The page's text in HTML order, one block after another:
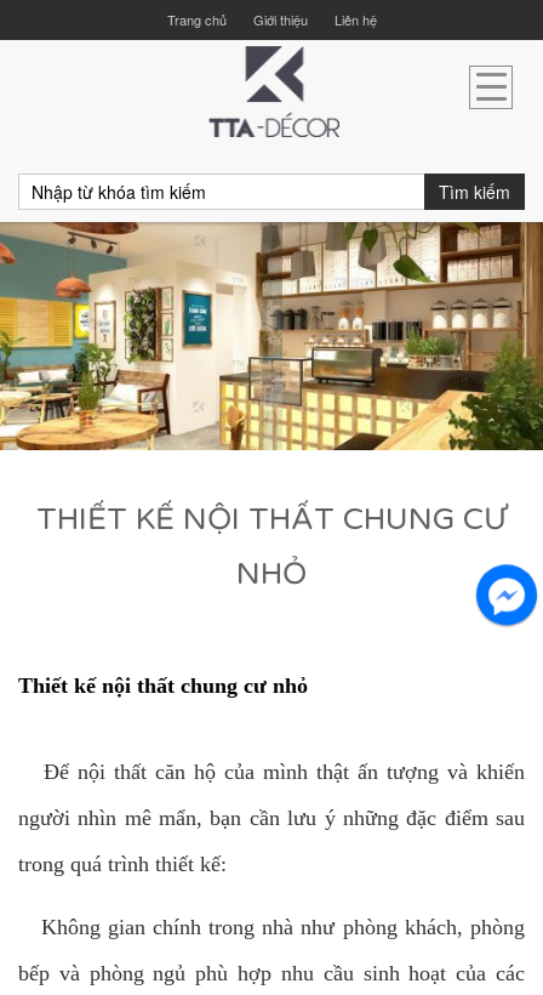
Trang chủ Giới thiệu Liên hệ
Tìm kiếm
THIẾT KẾ NỘI THẤT CHUNG CƯ
NHỎ
Thiết kế nội thất chung cư nhỏ
Để nội thất căn hộ của mình thật ấn tượng và khiến
người nhìn mê mẩn, bạn cần lưu ý những đặc điểm sau
trong quá trình thiết kế:
Không gian chính trong nhà như phòng khách, phòng
bếp và phòng ngủ phù hợp nhu cầu sinh hoạt của các